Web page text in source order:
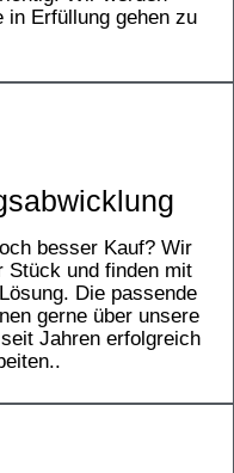
Erfüllung gehen zu
besser Kauf? Wir
Stück und finden mit
Die passende
gerne über unsere
Jahren erfolgreich